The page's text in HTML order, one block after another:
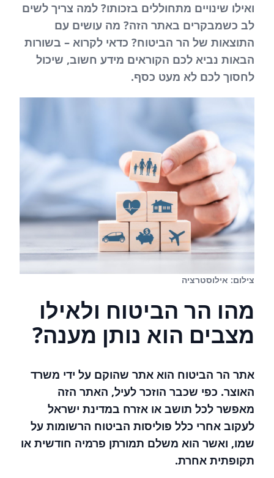
ואילו שינויים מתחוללים בזכותו? למה צריך לשים
לב כשמבקרים באתר הזה? מה עושים עם
התוצאות של הר הביטוח? כדאי לקרוא – בשורות
הבאות נביא לכם הקוראים מידע חשוב, שיכול
לחסוך לכם לא מעט כסף.
צילום: אילוסטרציה
מהו הר הביטוח ולאילו
מצבים הוא נותן מענה?
אתר הר הביטוח הוא אתר שהוקם על ידי משרד
האוצר. כפי שכבר הוזכר לעיל, האתר הזה
מאפשר לכל תושב או אזרח במדינת ישראל
לעקוב אחרי כלל פוליסות הביטוח הרשומות על
שמו, ואשר הוא משלם תמורתן פרמיה חודשית או
תקופתית אחרת.